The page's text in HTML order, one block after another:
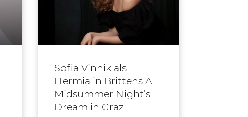
Sofia Vinnik als
Hermia in Brittens A
Midsummer Night’s
Dream in Graz